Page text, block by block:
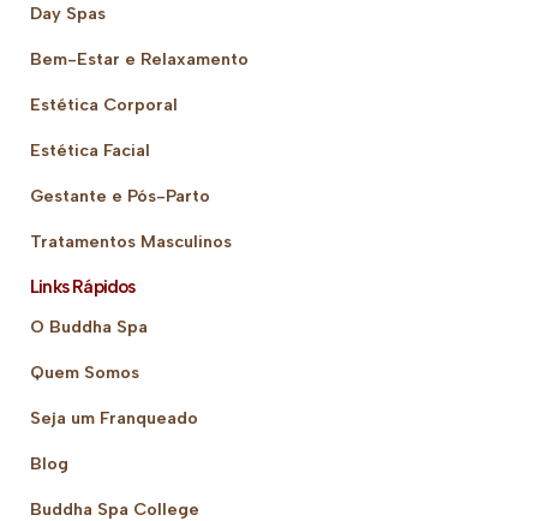
Day Spas
Bem-Estar e Relaxamento
Estética Corporal
Estética Facial
Gestante e Pós-Parto
Tratamentos Masculinos
Links Rápidos
O Buddha Spa
Quem Somos
Seja um Franqueado
Blog
Buddha Spa College